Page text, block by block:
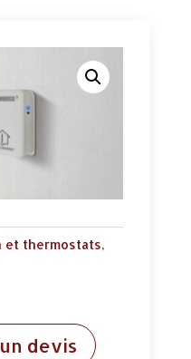
et thermostats,
devis